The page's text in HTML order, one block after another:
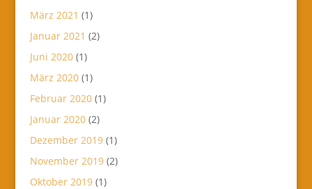
März 2021 (1)
Januar 2021 (2)
Juni 2020(1)
März 2020(1)
Februar 2020(1)
Januar 2020(2)
Dezember 2019(1)
November 2019(2)
Oktober 2019(1)